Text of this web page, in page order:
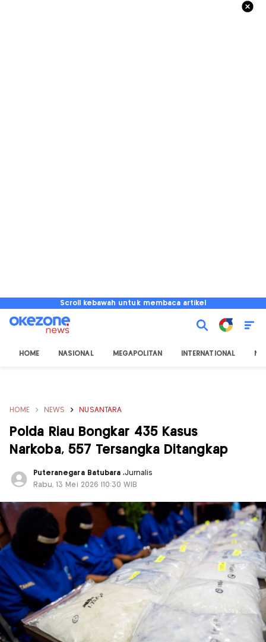
Scroll kebawah untuk membaca artikel
HOME NASIONAL MEGAPOLITAN INTERNATIONAL
HOME NEWS NUSANTARA
Polda Riau Bongkar 435 Kasus
Narkoba, 557 Tersangka Ditangkap
Puteranegara Batubara,Jurnalis
Rabu, 13 Mei 2026 |10:30 WIB